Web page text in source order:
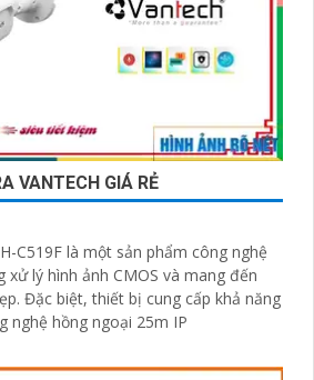
VANTECH GIÁ RẺ
C519F là một sản phẩm công nghệ
xử lý hình ảnh CMOS và mang đến
năng
nghệ hồng ngoại 25m IP